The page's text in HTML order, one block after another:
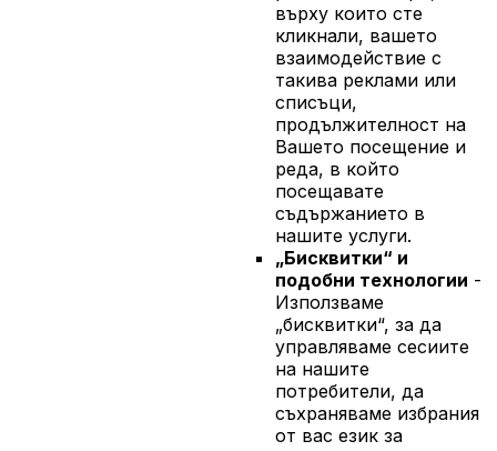
върху които сте
кликнали, вашето
взаимодействие с
такива реклами или
списъци,
продължителност на
Вашето посещение и
реда, в който
посещавате
съдържанието в
нашите услуги.
„Бисквитки“ и
подобни технологии -
Използваме
„бисквитки“, за да
управляваме сесиите
на нашите
потребители, да
съхраняваме избрания
от вас език за